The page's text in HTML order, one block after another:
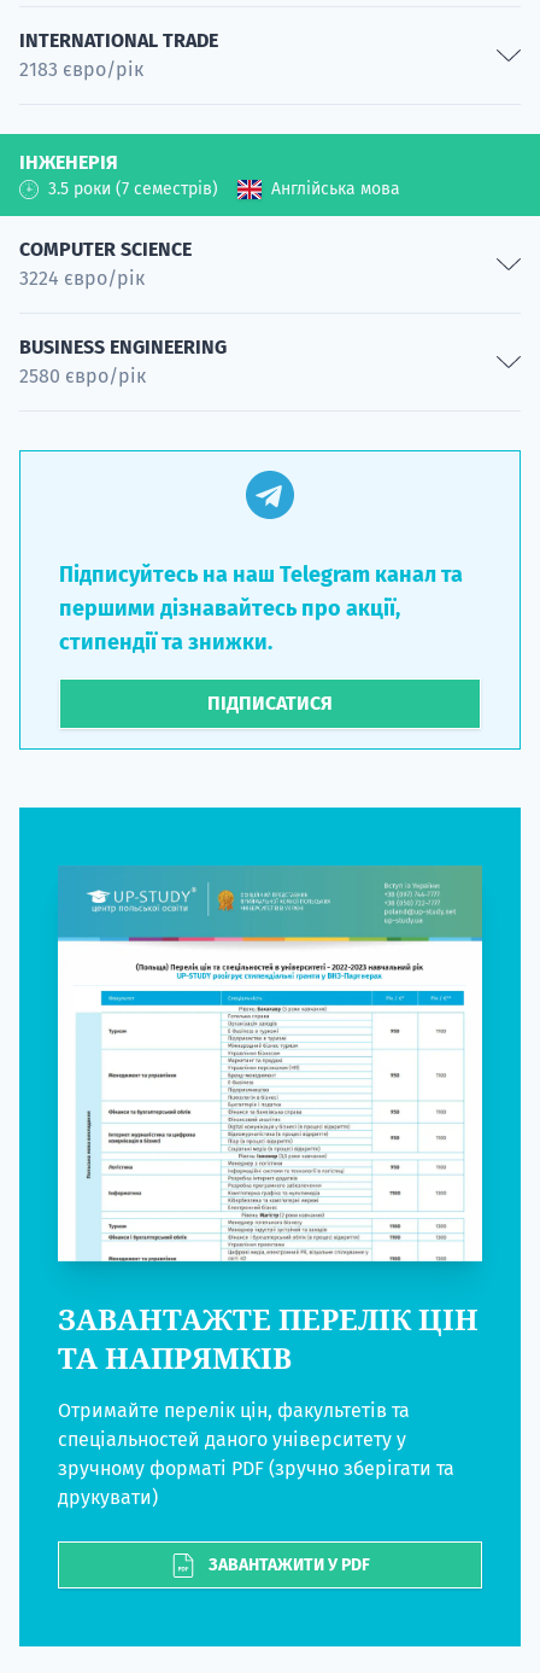
Entrepreneurship
Спеціальність
Спеціальність
INTERNATIONAL TRADE
2183 євро/рік
Foreign Trade of Small and Medium- sized Enterprises
Спеціальність
ІНЖЕНЕРІЯ
3.5 роки (7 семестрів) Англійська мова
COMPUTER SCIENCE
3224 євро/рік
Mobile Application Development
Спеціальність
BUSINESS ENGINEERING
2580 євро/рік
Підписуйтесь на наш Telegram канал та
першими дізнавайтесь про акції,
стипендії та знижки.
ПІДПИСАТИСЯ
ЗАВАНТАЖТЕ ПЕРЕЛІК ЦІН
ТА НАПРЯМКІВ
Отримайте перелік цін, факультетів та
спеціальностей даного університету у
зручному форматі PDF (зручно зберігати та
друкувати)
ЗАВАНТАЖИТИ У PDF